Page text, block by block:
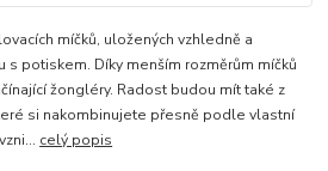
míčků, uložených vzhledně a
s potiskem. Díky menším rozměrům míčků
žongléry. Radost budou mít také z
si nakombinujete přesně podle vlastní
celý popis